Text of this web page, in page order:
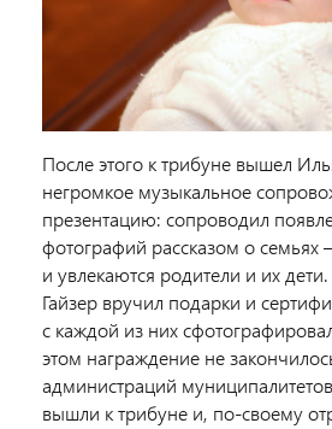
После этого к трибуне вышел
негромкое музыкальное
презентацию: сопроводил
фотографий рассказом о
и увлекаются родители и их
Гайзер вручил подарки и
с каждой из них
этом награждение не
администраций
вышли к трибуне и, по-своему